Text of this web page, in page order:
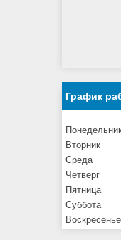
График
Вторник
Среда
Четверг
Пятница
Суббота
Воскресенье